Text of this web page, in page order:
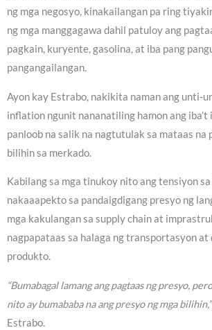
ng mga negosyo, kinakailangan pa ring
ng mga manggagawa dahil patuloy ang
pagkain, kuryente, gasolina, at iba pang
pangangailangan.
Ayon kay Estrabo, nakikita naman ang unti-
inflation ngunit nananatiling hamon ang iba’t
panloob na salik na nagtutulak sa mataas na
bilihin sa merkado.
Kabilang sa mga tinukoy nito ang tensiyon
nakaaapekto sa pandaigdigang presyo ng
mga kakulangan sa supply chain at
nagpapataas sa halaga ng transportasyon at
produkto.
“Bumabagal lamang ang pagtaas ng presyo,
nito ay bumababa na ang presyo ng mga bilihin,”
Estrabo.